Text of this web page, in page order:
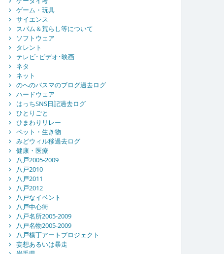
ゲーム・玩具
サイエンス
スパム＆荒らし等について
ソフトウェア
タレント
テレビ･ビデオ･映画
ネタ
ネット
のへのバスマのブログ過去ログ
ハードウェア
はっちSNS日記過去ログ
ひとりごと
ひまわりリレー
ペット・生き物
みどウィル移過去ログ
健康・医療
八戸2005-2009
八戸2010
八戸2011
八戸2012
八戸なイベント
八戸中心街
八戸名所2005-2009
八戸名物2005-2009
八戸横丁アートプロジェクト
妄想あるいは暴走